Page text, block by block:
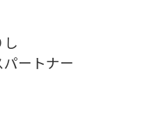
ートナー